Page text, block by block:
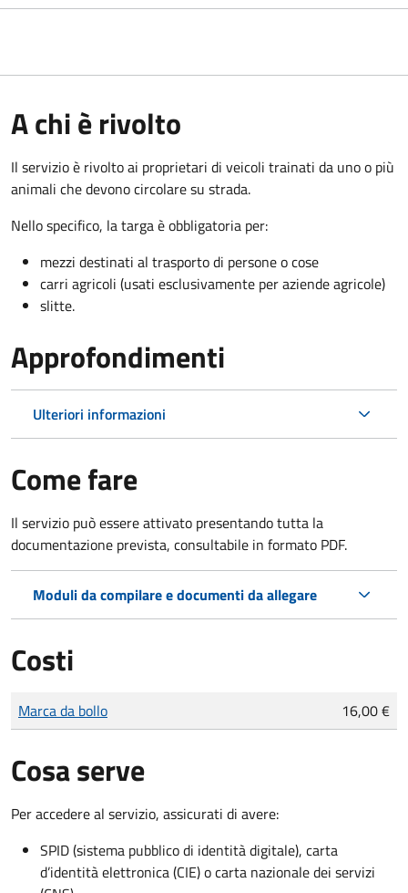
A chi è rivolto
Il servizio è rivolto ai proprietari di veicoli trainati da uno o più
animali che devono circolare su strada.
Nello specifico, la targa è obbligatoria per:
mezzi destinati al trasporto di persone o cose
carri agricoli (usati esclusivamente per aziende agricole)
slitte.
Approfondimenti
Ulteriori informazioni
Come fare
Il servizio può essere attivato presentando tutta la
documentazione prevista, consultabile in formato PDF.
Moduli da compilare e documenti da allegare
Costi
Tipo di pagamento
Importo
Marca da bollo 16,00 €
Cosa serve
Per accedere al servizio, assicurati di avere:
SPID (sistema pubblico di identità digitale), carta
d’identità elettronica (CIE) o carta nazionale dei servizi